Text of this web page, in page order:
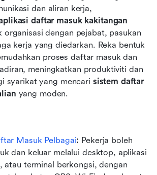
dan aliran kerja,
daftar masuk kakitangan
organisasi dengan pejabat, pasukan
kerja yang diedarkan. Reka bentuk
proses daftar masuk dan
meningkatkan produktiviti dan
syarikat yang mencari sistem daftar
yang moden.
Masuk Pelbagai: Pekerja boleh
dan keluar melalui desktop, aplikasi
atau terminal berkongsi, dengan